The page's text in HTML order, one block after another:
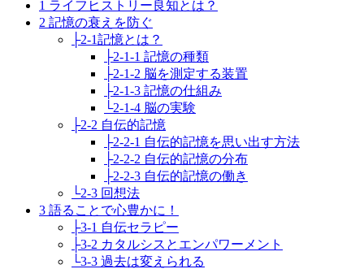
1 ライフヒストリー良知とは？
2 記憶の衰えを防ぐ
├2-1記憶とは？
├2-1-1 記憶の種類
├2-1-2 脳を測定する装置
├2-1-3 記憶の仕組み
└2-1-4 脳の実験
├2-2 自伝的記憶
├2-2-1 自伝的記憶を思い出す方法
├2-2-2 自伝的記憶の分布
├2-2-3 自伝的記憶の働き
└2-3 回想法
3 語ることで心豊かに！
├3-1 自伝セラピー
├3-2 カタルシスとエンパワーメント
└3-3 過去は変えられる